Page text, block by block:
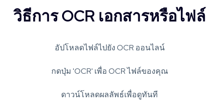
วิธีการ OCR เอกสารหรือไฟล์
อัปโหลดไฟล์ไปยัง OCR ออนไลน์
กดปุ่ม 'OCR' เพื่อ OCR ไฟล์ของคุณ
ดาวน์โหลดผลลัพธ์เพื่อดูทันที